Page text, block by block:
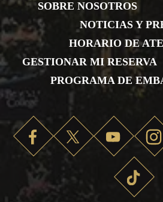
SOBRE NOSOTROS
NOTICIAS Y
HORARIO DE
GESTIONAR MI RESERVA
PROGRAMA DE